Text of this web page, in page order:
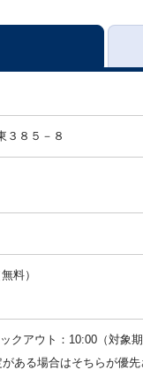
３８５－８
料）
クアウト：10:00（対象
ある場合はそちらが優先